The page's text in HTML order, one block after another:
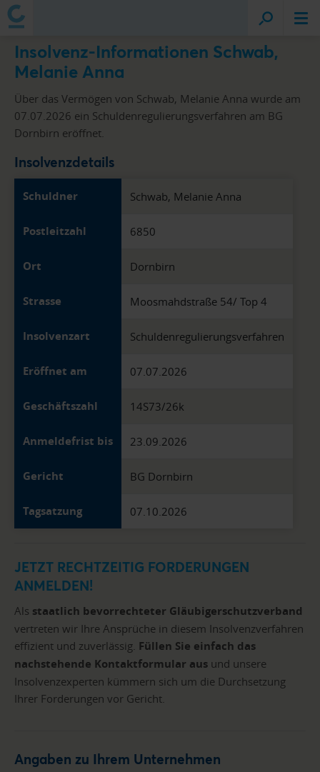
Insolvenz-Informationen Schwab,
Melanie Anna
Über das Vermögen von Schwab, Melanie Anna wurde am
07.07.2026 ein Schuldenregulierungsverfahren am BG
Dornbirn eröffnet.
Insolvenzdetails
Schuldner Schwab, Melanie Anna
Postleitzahl 6850
Ort Dornbirn
Strasse Moosmahdstraße 54/ Top 4
Insolvenzart Schuldenregulierungsverfahren
Eröffnet am 07.07.2026
Geschäftszahl 14S73/26k
Anmeldefrist bis 23.09.2026
Gericht BG Dornbirn
Tagsatzung 07.10.2026
JETZT RECHTZEITIG FORDERUNGEN
ANMELDEN!
Als staatlich bevorrechteter Gläubigerschutzverband
vertreten wir Ihre Ansprüche in diesem Insolvenzverfahren
effizient und zuverlässig. Füllen Sie einfach das
nachstehende Kontaktformular aus und unsere
Insolvenzexperten kümmern sich um die Durchsetzung
Ihrer Forderungen vor Gericht.
Angaben zu Ihrem Unternehmen